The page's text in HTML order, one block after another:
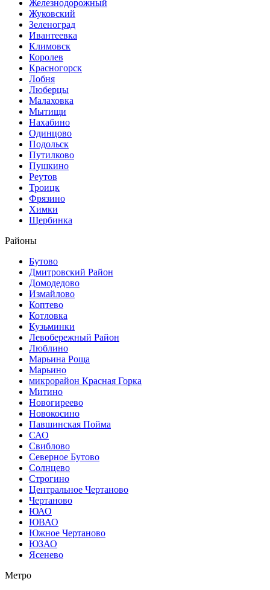
Железнодорожный
Жуковский
Зеленоград
Ивантеевка
Климовск
Королев
Красногорск
Лобня
Люберцы
Малаховка
Мытищи
Нахабино
Одинцово
Подольск
Путилково
Пушкино
Реутов
Троицк
Фрязино
Химки
Щербинка
Районы
Бутово
Дмитровский Район
Домодедово
Измайлово
Коптево
Котловка
Кузьминки
Левобережный Район
Люблино
Марьина Роща
Марьино
микрорайон Красная Горка
Митино
Новогиреево
Новокосино
Павшинская Пойма
САО
Свиблово
Северное Бутово
Солнцево
Строгино
Центральное Чертаново
Чертаново
ЮАО
ЮВАО
Южное Чертаново
ЮЗАО
Ясенево
Метро